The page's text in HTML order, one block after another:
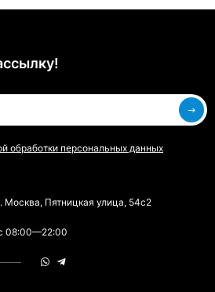
обработки персональных данных
Москва, Пятницкая улица, 54с2
08:00—22:00